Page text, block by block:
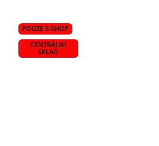
POUZE E-SHOP
CENTRÁLNÍ
SKLAD